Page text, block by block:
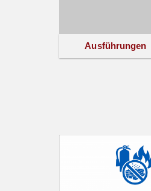
Ausführungen